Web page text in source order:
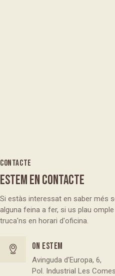
CONTACTE
ESTEM EN CONTACTE
Si estàs interessat en saber més
alguna feina a fer, si us plau
truca'ns en horari d'oficina.
On estem
Avinguda d'Europa, 6,
Pol. Industrial Les Comes